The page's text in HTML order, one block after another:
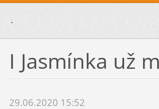
.
I Jasmínka už
29.06.2020 15:52